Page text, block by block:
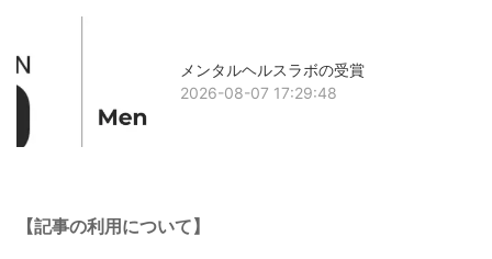
メンタルヘルスラボの受賞
2026-08-07 17:29:48
【記事の利用について】